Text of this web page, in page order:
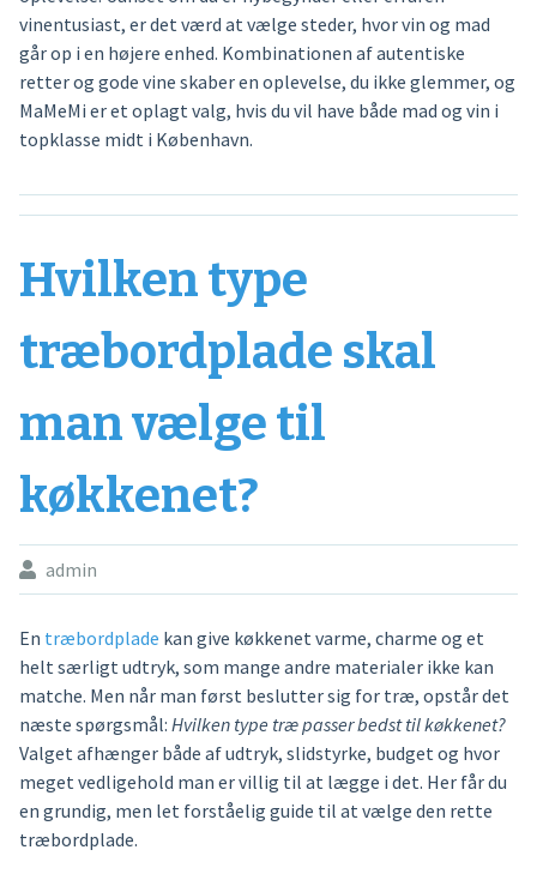
vinentusiast, er det værd at vælge steder, hvor vin og mad
går op i en højere enhed. Kombinationen af autentiske
retter og gode vine skaber en oplevelse, du ikke glemmer, og
MaMeMi er et oplagt valg, hvis du vil have både mad og vin i
topklasse midt i København.
Hvilken type
træbordplade skal
man vælge til
køkkenet?
admin
En træbordplade kan give køkkenet varme, charme og et
helt særligt udtryk, som mange andre materialer ikke kan
matche. Men når man først beslutter sig for træ, opstår det
næste spørgsmål: Hvilken type træ passer bedst til køkkenet?
Valget afhænger både af udtryk, slidstyrke, budget og hvor
meget vedligehold man er villig til at lægge i det. Her får du
en grundig, men let forståelig guide til at vælge den rette
træbordplade.